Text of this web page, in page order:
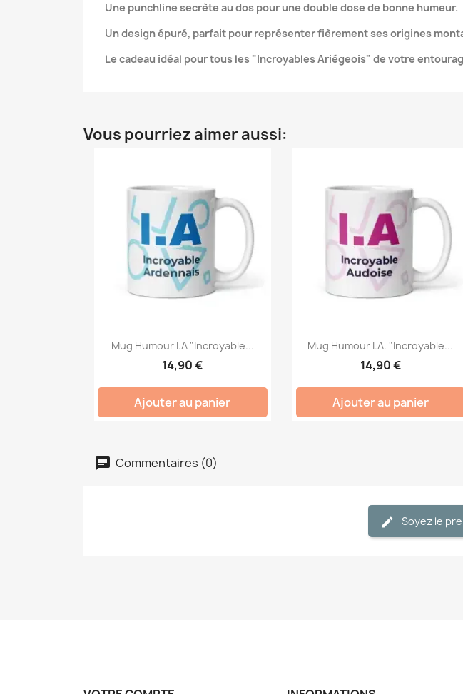
Une punchline secrète au dos pour une double dose de bonne humeur.
Un design épuré, parfait pour représenter fièrement ses origines
Le cadeau idéal pour tous les "Incroyables Ariégeois" de votre
Vous pourriez aimer aussi:
Mug Humour I.A "Incroyable...
14,90 €
Ajouter au panier
Mug Humour I.A. "Incroyable...
14,90 €
Ajouter au panier
Commentaires (0)
Soyez le